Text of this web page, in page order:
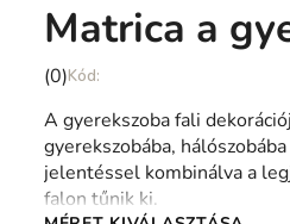
Matrica a
A
átlagos
értékelése
5-
ből
(0)
A gyerekszoba fali
gyerekszobába,
jelentéssel kombinálva a
falon tűnik ki.